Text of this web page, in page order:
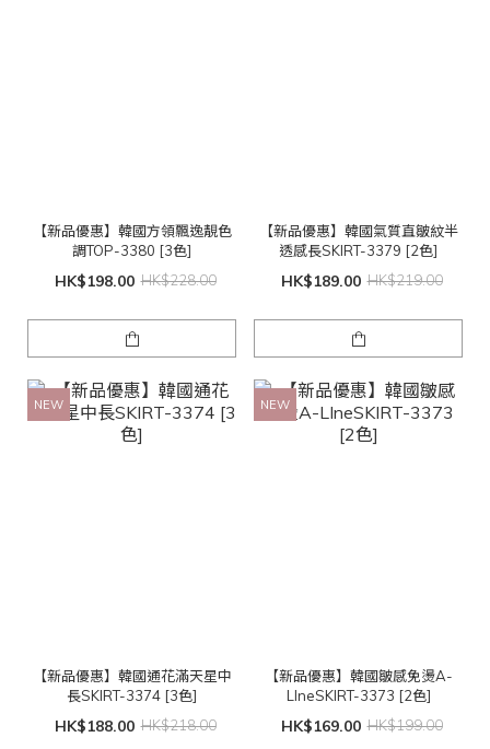
【新品優惠】韓國方領飄逸靚色
調TOP-3380 [3色]
HK$198.00 HK$228.00
【新品優惠】韓國氣質直皺紋半
透感長SKIRT-3379 [2色]
HK$189.00 HK$219.00
NEW
【新品優惠】韓國通花滿天星中
長SKIRT-3374 [3色]
HK$188.00 HK$218.00
NEW
【新品優惠】韓國皺感免燙A-
LIneSKIRT-3373 [2色]
HK$169.00 HK$199.00